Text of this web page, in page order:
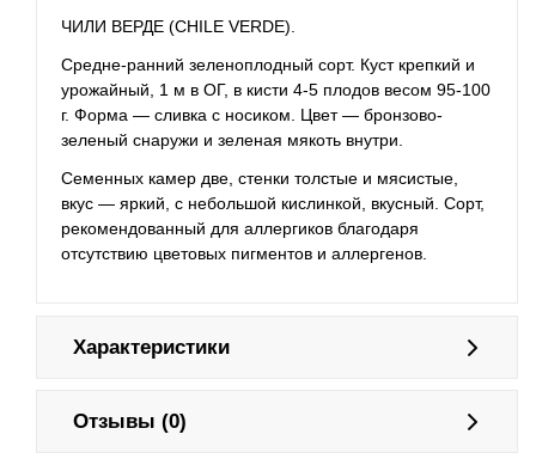
ЧИЛИ ВЕРДЕ (CHILE VERDE).
Средне-ранний зеленоплодный сорт. Куст крепкий и
урожайный, 1 м в ОГ, в кисти 4-5 плодов весом 95-100
г. Форма — сливка с носиком. Цвет — бронзово-
зеленый снаружи и зеленая мякоть внутри.
Семенных камер две, стенки толстые и мясистые,
вкус — яркий, с небольшой кислинкой, вкусный. Сорт,
рекомендованный для аллергиков благодаря
отсутствию цветовых пигментов и аллергенов.
Характеристики
Отзывы (0)